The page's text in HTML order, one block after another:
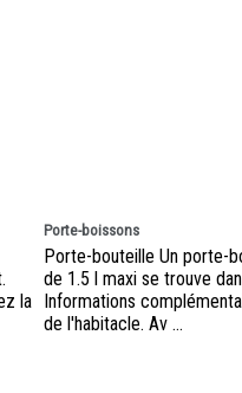
la
Porte-boissons
Porte-bouteille Un porte-
de 1.5 l maxi se trouve
Informations
de l'habitacle. Av ...